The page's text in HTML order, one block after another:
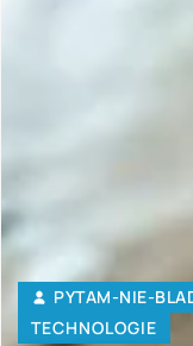
PYTAM-NIE-
TECHNOLOGIE